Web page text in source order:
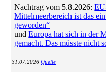
Nachtrag vom 5.8.2026:
Mittelmeerbereich ist das
geworden“
undEuropa hat sich in der
gemacht. Das müsste nicht
31.07.2026 Quelle